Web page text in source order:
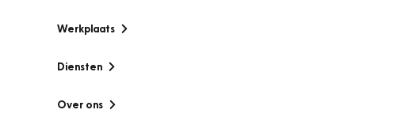
Werkplaats
Diensten
Over ons